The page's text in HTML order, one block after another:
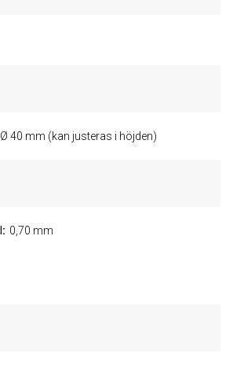
Ø 40 mm (kan justeras i höjden)
0,70 mm